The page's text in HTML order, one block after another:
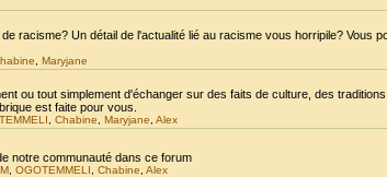
racisme? Un détail de l'actualité lié au racisme vous horripile? Vous
Maryjane
ou tout simplement d'échanger sur des faits de culture, des
est faite pour vous.
Chabine Maryjane Alex
notre communauté dans ce forum
OGOTEMMELI Chabine Alex